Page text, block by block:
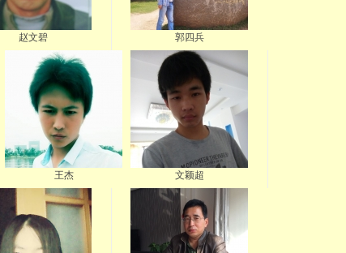
赵文碧 郭四兵
王杰 文颖超